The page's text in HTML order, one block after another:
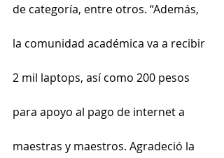
de categoría, entre otros. “Además,
la comunidad académica va a recibir
2 mil laptops, así como 200 pesos
para apoyo al pago de internet a
maestras y maestros. Agradeció la